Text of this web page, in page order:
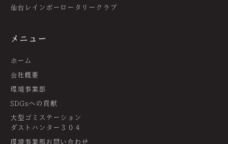
仙台レインボーロータリークラブ
メニュー
ホーム
会社概要
環境事業部
SDGsへの貢献
大型ゴミステーション
ダストハンター３０４
環境事業部お問い合わせ